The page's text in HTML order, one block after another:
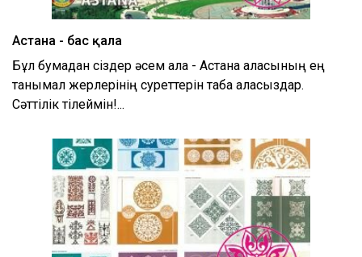
Астана - бас қала
Бұл бумадан сіздер әсем қала - Астана қаласының ең
танымал жерлерінің суреттерін таба аласыздар.
Сәттілік тілеймін!...